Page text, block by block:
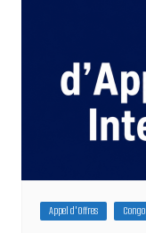
Appel d'Offres Congo